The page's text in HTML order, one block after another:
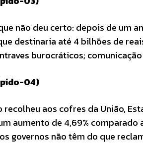
não deu certo: depois de um
destinaria até 4 bilhões de
burocráticos;
04)
recolheu aos cofres da União,
aumento de 4,69%
governos não têm do que